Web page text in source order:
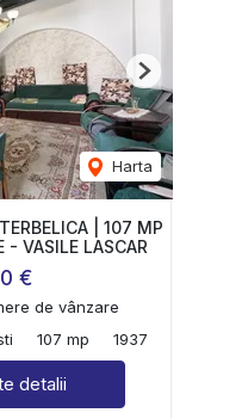
Harta
Next
| 107 MP
- VASILE LASCAR
€
de vânzare
107 mp 1937
detalii